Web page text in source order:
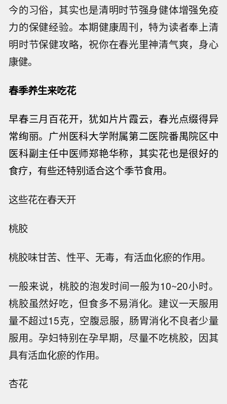
今的习俗，其实也是清明时节强身健体增强免疫
力的保健经验。本期健康周刊，特为读者奉上清
明时节保健攻略，祝你在春光里神清气爽，身心
康健。
春季养生来吃花
早春三月百花开，犹如片片霞云，春光点缀得异
常绚丽。广州医科大学附属第二医院番禺院区中
医科副主任中医师郑艳华称，其实花也是很好的
食疗，有些还特别适合这个季节食用。
这些花在春天开
桃胶
桃胶味甘苦、性平、无毒，有活血化瘀的作用。
一般来说，桃胶的泡发时间一般为10~20小时。
桃胶虽然好吃，但食多不易消化。建议一天服用
量不超过15克，空腹忌服，肠胃消化不良者少量
服用。孕妇特别在孕早期，尽量不吃桃胶，因其
具有活血化瘀的作用。
杏花